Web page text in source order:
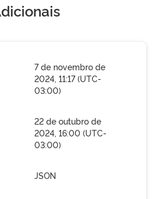
7 de novembro de
2024, 11:17 (UTC-
03:00)
22 de outubro de
2024, 16:00 (UTC-
03:00)
JSON